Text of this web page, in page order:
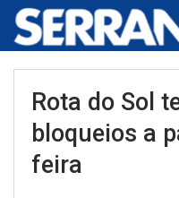
Rota do Sol
bloqueios a
feira